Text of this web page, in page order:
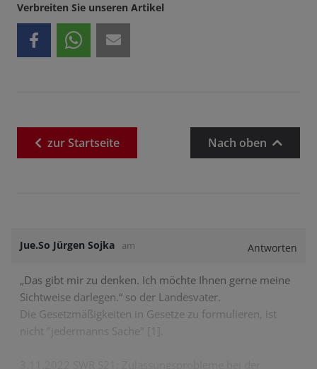
Verbreiten Sie unseren Artikel
zurStartseite Nach oben
Jue.So Jürgen Sojka am Antworten
„Das gibt mir zu denken. Ich möchte Ihnen gerne meine
Sichtweise darlegen.“ so der Landesvater.
Die Gesetzmäßigkeiten in Gesetze zu formulieren, ist
nicht "jedermanns Sache" [1].